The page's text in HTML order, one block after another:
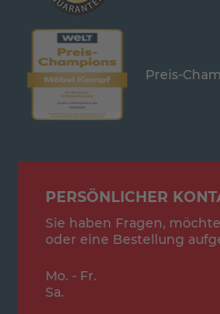
Preis-
PERSÖNLICHER
Sie haben Fragen,
oder eine Bestellung
Mo. - Fr.
Sa.